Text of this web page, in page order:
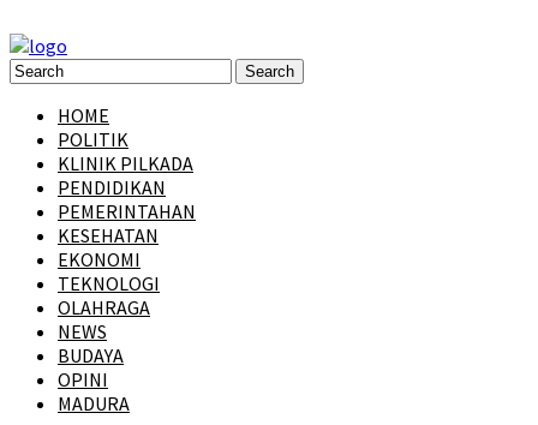
HOME
POLITIK
KLINIK PILKADA
PENDIDIKAN
PEMERINTAHAN
KESEHATAN
EKONOMI
TEKNOLOGI
OLAHRAGA
NEWS
BUDAYA
OPINI
MADURA